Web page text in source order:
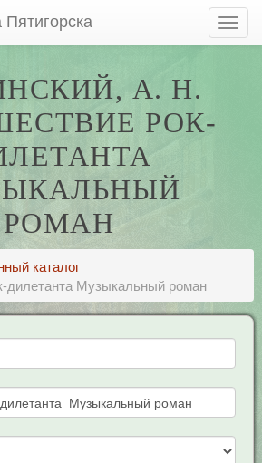
А. Н.
РОК-
РОМАН
каталог
дилетанта Музыкальный роман